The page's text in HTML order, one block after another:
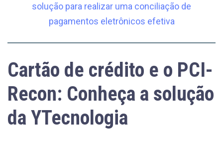
solução para realizar uma conciliação de
pagamentos eletrônicos efetiva
Cartão de crédito e o PCI-
Recon: Conheça a solução
da YTecnologia